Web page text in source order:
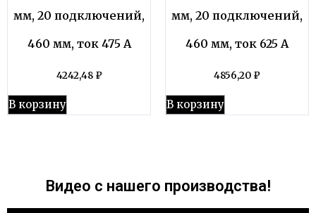
мм, 20 подключений,
460 мм, ток 475 А
4242,48 ₽
В корзину
мм, 20 подключений,
460 мм, ток 625 А
4856,20 ₽
В корзину
Видео с нашего производства!